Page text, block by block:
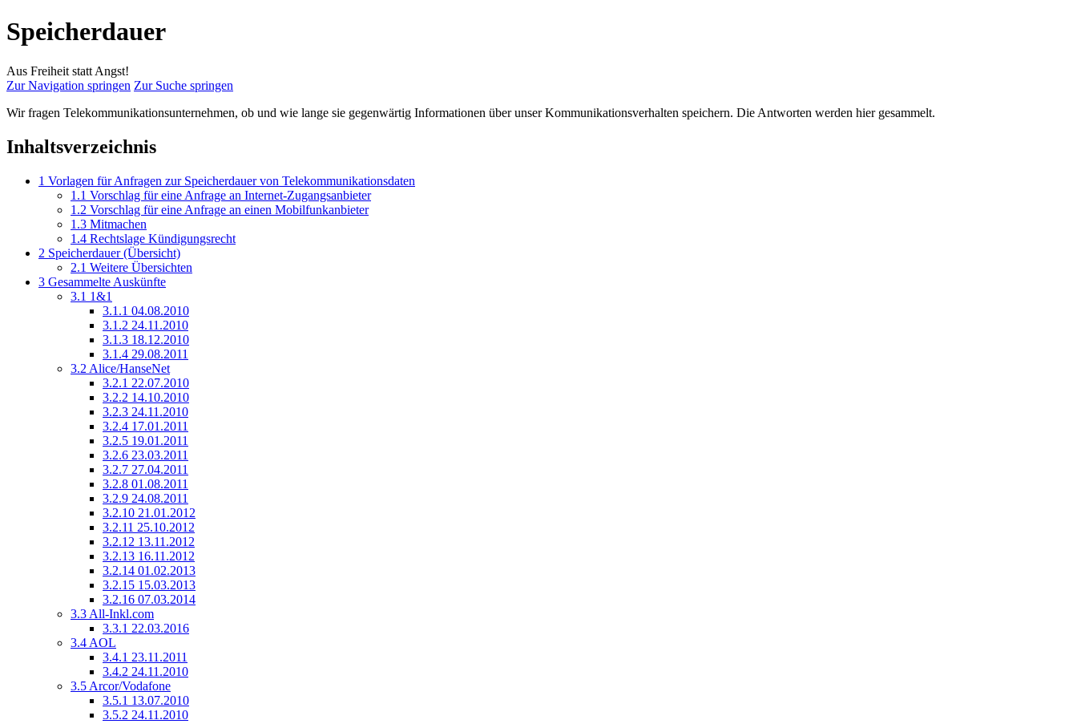
Speicherdauer
Aus Freiheit statt Angst!
Zur Navigation springen Zur Suche springen
Wir fragen Telekommunikationsunternehmen, ob und wie lange sie gegenwärtig Informationen über unser Kommunikationsverhalten speichern. Die Antworten werden hier gesammelt.
Inhaltsverzeichnis
1 Vorlagen für Anfragen zur Speicherdauer von Telekommunikationsdaten
1.1 Vorschlag für eine Anfrage an Internet-Zugangsanbieter
1.2 Vorschlag für eine Anfrage an einen Mobilfunkanbieter
1.3 Mitmachen
1.4 Rechtslage Kündigungsrecht
2 Speicherdauer (Übersicht)
2.1 Weitere Übersichten
3 Gesammelte Auskünfte
3.1 1&1
3.1.1 04.08.2010
3.1.2 24.11.2010
3.1.3 18.12.2010
3.1.4 29.08.2011
3.2 Alice/HanseNet
3.2.1 22.07.2010
3.2.2 14.10.2010
3.2.3 24.11.2010
3.2.4 17.01.2011
3.2.5 19.01.2011
3.2.6 23.03.2011
3.2.7 27.04.2011
3.2.8 01.08.2011
3.2.9 24.08.2011
3.2.10 21.01.2012
3.2.11 25.10.2012
3.2.12 13.11.2012
3.2.13 16.11.2012
3.2.14 01.02.2013
3.2.15 15.03.2013
3.2.16 07.03.2014
3.3 All-Inkl.com
3.3.1 22.03.2016
3.4 AOL
3.4.1 23.11.2011
3.4.2 24.11.2010
3.5 Arcor/Vodafone
3.5.1 13.07.2010
3.5.2 24.11.2010